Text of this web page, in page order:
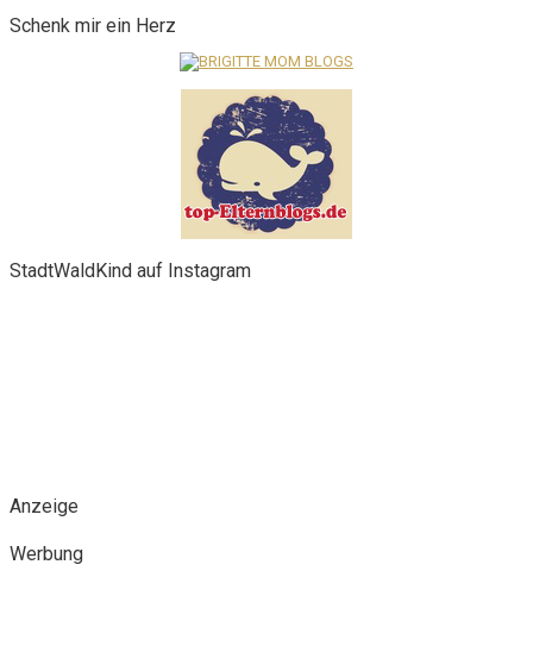
Schenk mir ein Herz
StadtWaldKind auf Instagram
Anzeige
Werbung